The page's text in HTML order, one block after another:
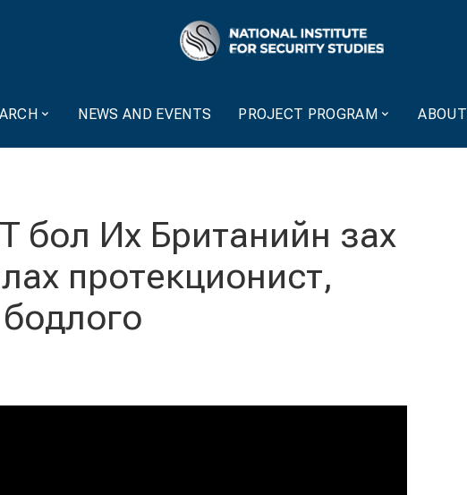
NEWS AND EVENTS PROJECT PROGRAM
бол Их Британийн зах
протекционист,